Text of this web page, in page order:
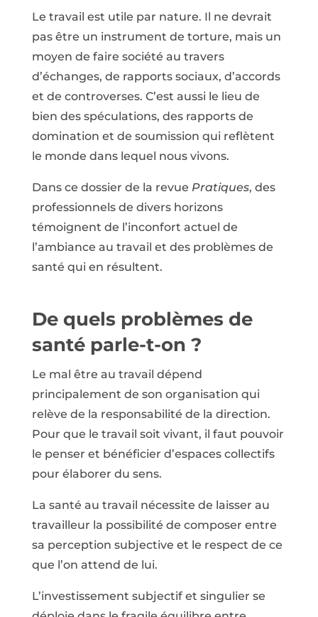
Le travail est utile par nature. Il ne devrait
pas être un instrument de torture, mais un
moyen de faire société au travers
d’échanges, de rapports sociaux, d’accords
et de controverses. C’est aussi le lieu de
bien des spéculations, des rapports de
domination et de soumission qui reflètent
le monde dans lequel nous vivons.
Dans ce dossier de la revue Pratiques, des
professionnels de divers horizons
témoignent de l’inconfort actuel de
l’ambiance au travail et des problèmes de
santé qui en résultent.
De quels problèmes de
santé parle-t-on ?
Le mal être au travail dépend
principalement de son organisation qui
relève de la responsabilité de la direction.
Pour que le travail soit vivant, il faut pouvoir
le penser et bénéficier d’espaces collectifs
pour élaborer du sens.
La santé au travail nécessite de laisser au
travailleur la possibilité de composer entre
sa perception subjective et le respect de ce
que l’on attend de lui.
L’investissement subjectif et singulier se